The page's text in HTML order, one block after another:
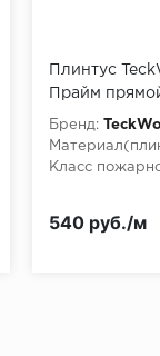
Плинтус
Прайм
Бренд:
Класс
540 руб./м